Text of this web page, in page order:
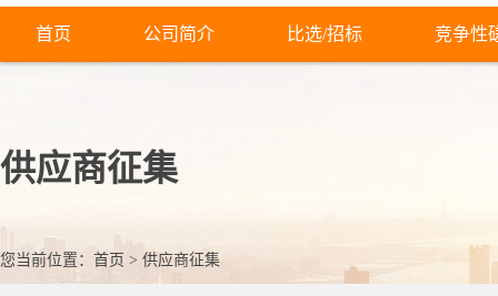
首页 公司简介 比选/招标 竞争性
供应商征集
您当前位置： 首页 > 供应商征集